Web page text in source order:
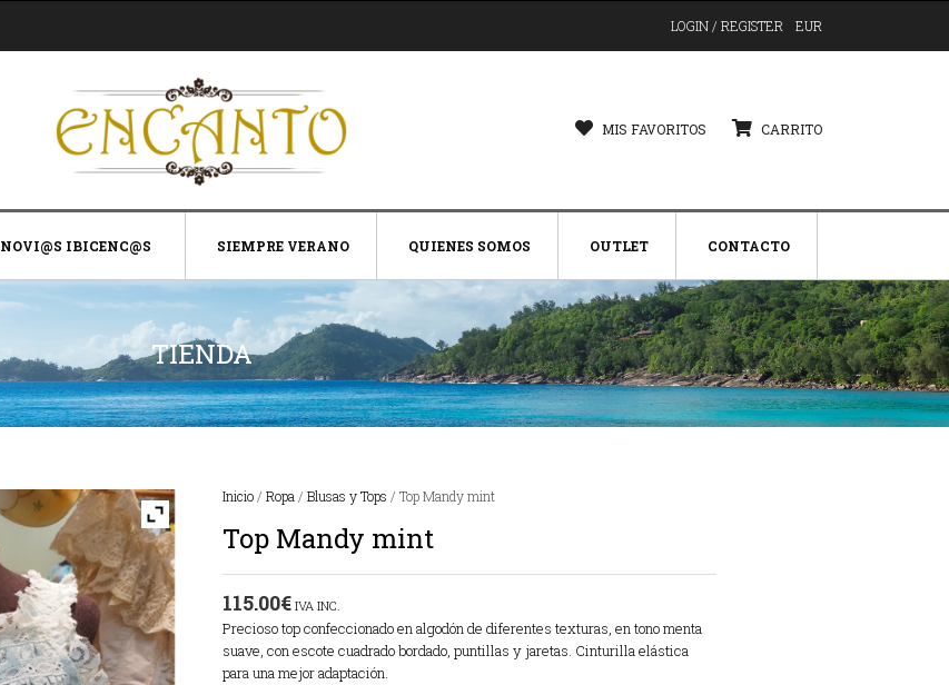
LOGIN / REGISTER EUR
MIS FAVORITOS CARRITO
NOVI@S IBICENC@S SIEMPRE VERANO QUIENES SOMOS OUTLET CONTACTO
TIENDA
Inicio/ Ropa / Blusas y Tops / Top Mandy mint
Top Mandy mint
115.00€ IVA INC.
Precioso top confeccionado en algodón de diferentes texturas, en tono menta
suave, con escote cuadrado bordado, puntillas y jaretas. Cinturilla elástica
para una mejor adaptación.